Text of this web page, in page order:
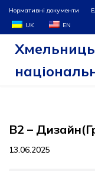
Перейти
до
Нормативні документи
UK
EN
B2 –
13.06.2025